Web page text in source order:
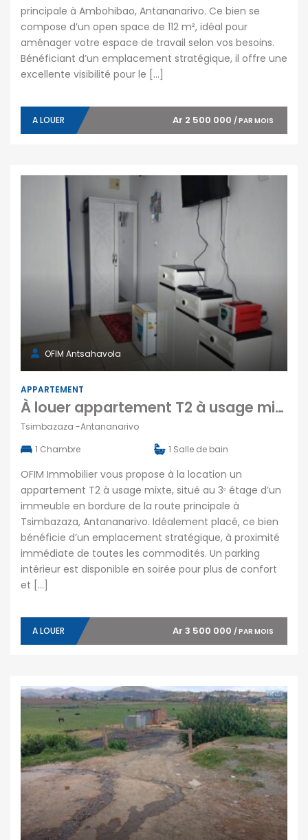
principale à Ambohibao, Antananarivo. Ce bien se
compose d’un open space de 112 m², idéal pour
aménager votre espace de travail selon vos besoins.
Bénéficiant d’un emplacement stratégique, il offre une
excellente visibilité pour le […]
A LOUER Ar 2 500 000 / PAR MOIS
OFIM Antsahavola
APPARTEMENT
À louer appartement T2 à usage mixte situé en bordure de la route principale à Tsimbazaza
Tsimbazaza -Antananarivo
1 Chambre 1 Salle de bain
OFIM Immobilier vous propose à la location un
appartement T2 à usage mixte, situé au 3ᵉ étage d’un
immeuble en bordure de la route principale à
Tsimbazaza, Antananarivo. Idéalement placé, ce bien
bénéficie d’un emplacement stratégique, à proximité
immédiate de toutes les commodités. Un parking
intérieur est disponible en soirée pour plus de confort
et […]
A LOUER Ar 3 500 000 / PAR MOIS